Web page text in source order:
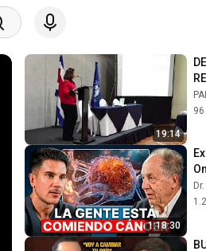
19:14
1:18:30